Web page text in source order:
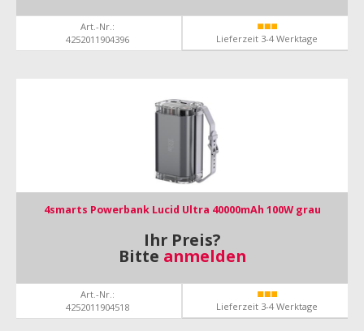
Art.-Nr.:
4252011904396
Lieferzeit 3-4 Werktage
4smarts Powerbank Lucid Ultra 40000mAh 100W grau
Ihr Preis?
Bitte anmelden
Art.-Nr.:
4252011904518
Lieferzeit 3-4 Werktage